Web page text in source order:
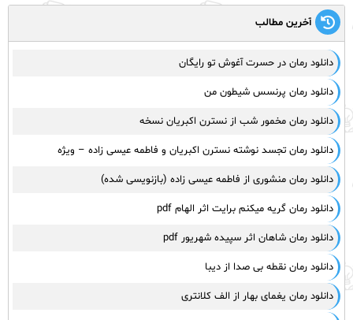
آخرین مطالب
دانلود رمان در حسرت آغوش تو رایگان
دانلود رمان پرنسس شیطون من
دانلود رمان مخمور شب از نسترن اکبریان نسخه
دانلود رمان تجسد نوشته نسترن اکبریان و فاطمه عیسی زاده – ویژه
دانلود رمان منشوری از فاطمه عیسی زاده (بازنویسی شده)
دانلود رمان گریه میکنم برایت اثر الهام pdf
دانلود رمان شاهان اثر سپیده شهریور pdf
دانلود رمان نقطه بی صدا از دیبا
دانلود رمان یغمای بهار از الف کلانتری